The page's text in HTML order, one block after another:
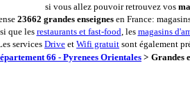
si vous allez pouvoir retrouvez vos
23662 grandes enseignes en France:
que lesrestaurants et fast-food, les magasins
servicesDrive et Wifi gratuit sont également
66 - Pyrenees Orientales > Grandes